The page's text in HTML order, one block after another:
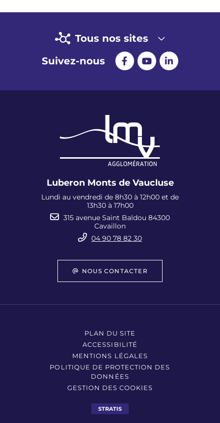
Tous nos sites
Suivez-nous
Luberon Monts de Vaucluse
Lundi au vendredi de 8h30 à 12h00 et de
13h30 à 17h00
315 avenue Saint Baldou 84300
Cavaillon
04 90 78 82 30
NOUS CONTACTER
PLAN DU SITE
ACCESSIBILITÉ
MENTIONS LÉGALES
POLITIQUE DE PROTECTION DES
DONNÉES
GESTION DES COOKIES
STRATIS